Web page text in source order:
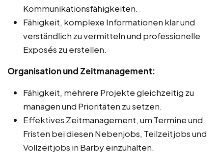
Kommunikationsfähigkeiten.
Fähigkeit, komplexe Informationen klar und
verständlich zu vermitteln und professionelle
Exposés zu erstellen.
Organisation und Zeitmanagement:
Fähigkeit, mehrere Projekte gleichzeitig zu
managen und Prioritäten zu setzen.
Effektives Zeitmanagement, um Termine und
Fristen bei diesen Nebenjobs, Teilzeitjobs und
Vollzeitjobs in Barby einzuhalten.